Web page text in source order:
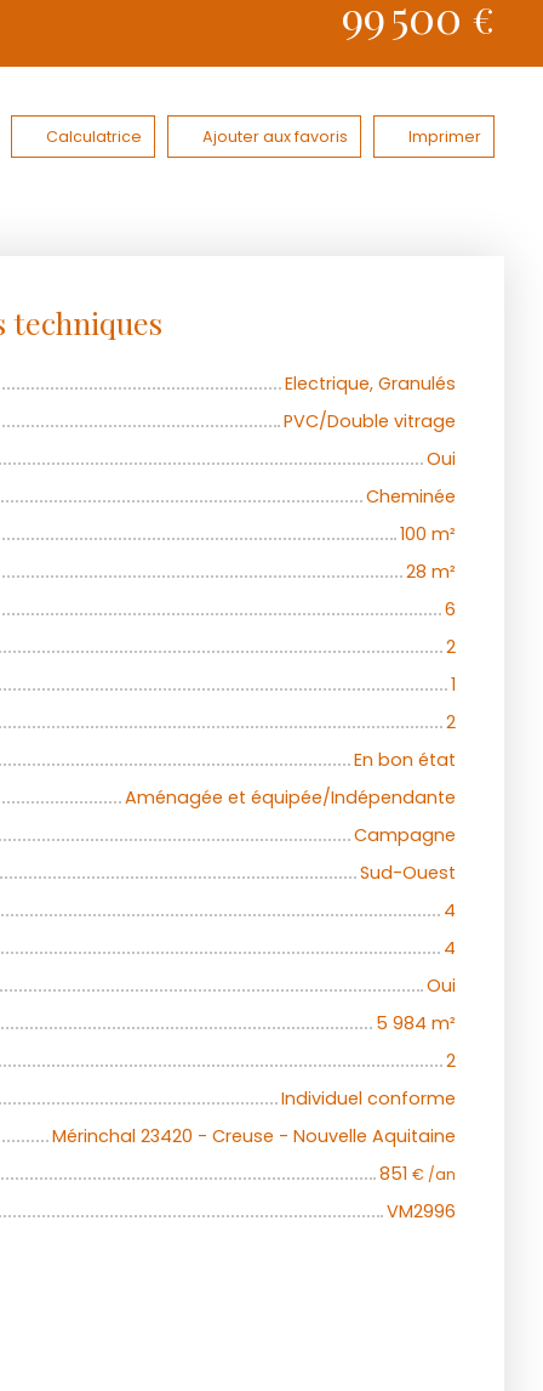
99 500 €
Calculatrice Ajouter aux favoris Imprimer
techniques
Electrique, Granulés
PVC/Double vitrage
Oui
Cheminée
100 m²
28 m²
6
2
1
2
En bon état
Aménagée et équipée/Indépendante
Campagne
Sud-Ouest
4
4
Oui
5 984 m²
2
Individuel conforme
Mérinchal 23420 - Creuse - Nouvelle Aquitaine
851 € /an
VM2996